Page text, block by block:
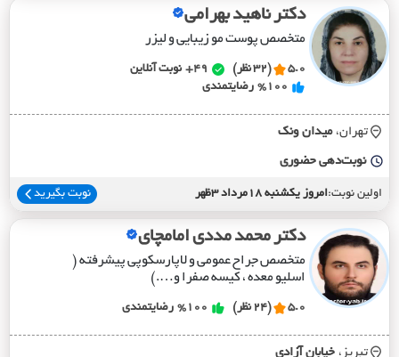
دکتر ناهید بهرامی
متخصص پوست مو زیبایی و لیزر
5.0 (32 نظر) 49+
نوبت آنلاین
%100 رضایتمندی
تهران، ميدان ونک
نوبت‌دهی حضوری
اولین نوبت:امروز یکشنبه 18مرداد 3ظهر نوبت بگیرید
دکتر محمد مددی امامچای
متخصص جراح عمومی و لاپارسکوپی پیشرفته (
اسلیو معده ، کیسه صفرا و….)
5.0 (24 نظر) %100 رضایتمندی
تبریز، خيابان آزادي